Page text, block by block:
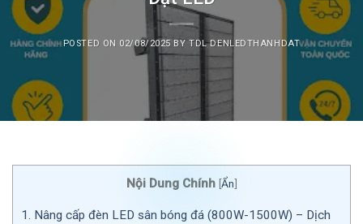
POSTED ON 02/08/2025 BYTDL DENLEDTHANHDAT
Nội Dung Chính [Ẩn]
1. Nâng cấp đèn LED sân bóng đá (800W-1500W) – Dịch